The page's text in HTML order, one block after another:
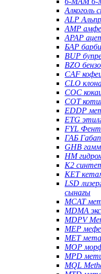
Алкоголь
ALP
AMP
APAP
БАР
BUP
BZO
CAF
CLO
COC
COT
EDDP
ETG
FYL
ГАБ
GHB
HM
K2
KET
LSD
сынағы
MCAT
MDMA
MDPV
MEP
MET
MOP
MPD
MQL